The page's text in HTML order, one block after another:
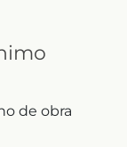
de obra